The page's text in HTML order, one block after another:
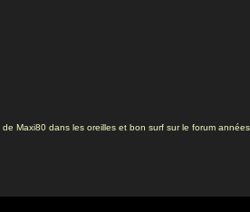
Maxi80 dans les oreilles et bon surf sur le forum